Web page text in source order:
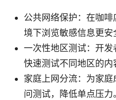
公共网络保护：在咖
境下浏览敏感信息更安
一次性地区测试：开
快速测试不同地区的内
家庭上网分流：为家
问测试，降低单点压力